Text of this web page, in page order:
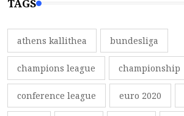
TAGS
athens kallithea bundesliga
champions league championship
conference league euro 2020